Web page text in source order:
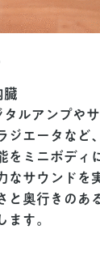
臓
ルアンプや
ジエータなど
をミニボディ
なサウンドを
と奥行きのあ
ます。